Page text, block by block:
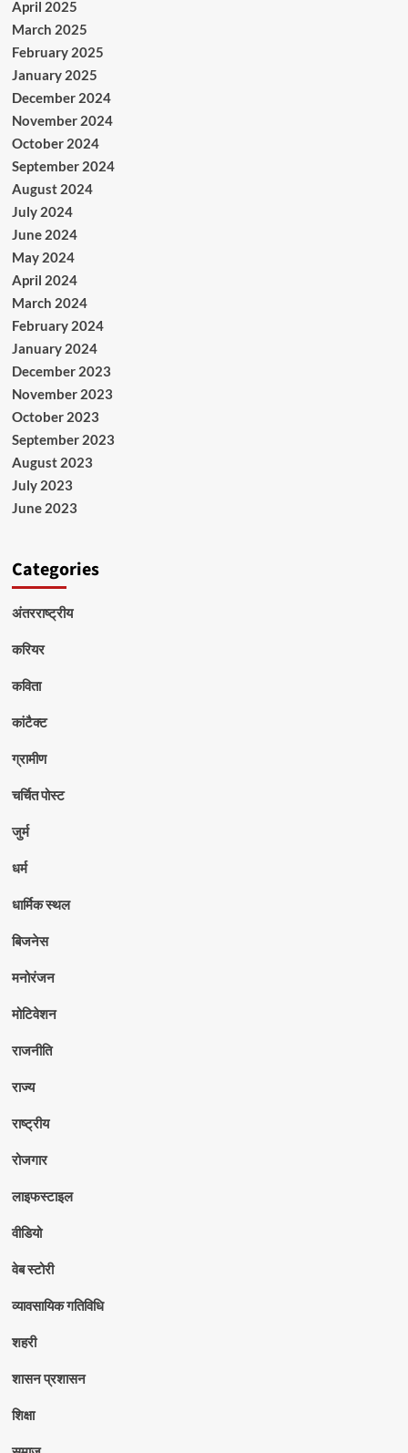
April 2025
March 2025
February 2025
January 2025
December 2024
November 2024
October 2024
September 2024
August 2024
July 2024
June 2024
May 2024
April 2024
March 2024
February 2024
January 2024
December 2023
November 2023
October 2023
September 2023
August 2023
July 2023
June 2023
Categories
अंतरराष्ट्रीय
करियर
कविता
कांटैक्ट
ग्रामीण
चर्चित पोस्ट
जुर्म
धर्म
धार्मिक स्थल
बिजनेस
मनोरंजन
मोटिवेशन
राजनीति
राज्य
राष्ट्रीय
रोजगार
लाइफस्टाइल
वीडियो
वेब स्टोरी
व्यावसायिक गतिविधि
शहरी
शासन प्रशासन
शिक्षा